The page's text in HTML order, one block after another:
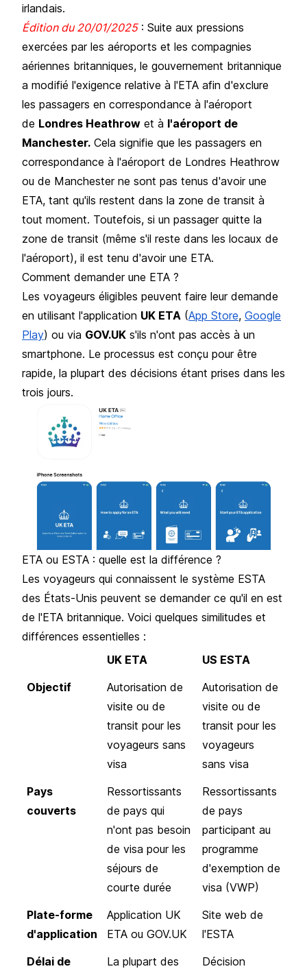
irlandais.
Édition du 20/01/2025: Suite aux pressions
exercées par les aéroports et les compagnies
aériennes britanniques, le gouvernement britannique
a modifié l'exigence relative à l'ETA afin d'exclure
les passagers en correspondance à l'aéroport
de Londres Heathrow et à l'aéroport de
Manchester. Cela signifie que les passagers en
correspondance à l'aéroport de Londres Heathrow
ou de Manchester ne sont pas tenus d'avoir une
ETA, tant qu'ils restent dans la zone de transit à
tout moment. Toutefois, si un passager quitte la
zone de transit (même s'il reste dans les locaux de
l'aéroport), il est tenu d'avoir une ETA.
Comment demander une ETA ?
Les voyageurs éligibles peuvent faire leur demande
en utilisant l'application UK ETA (App Store, Google
Play) ou via GOV.UK s'ils n'ont pas accès à un
smartphone. Le processus est conçu pour être
rapide, la plupart des décisions étant prises dans les
trois jours.
ETA ou ESTA : quelle est la différence ?
Les voyageurs qui connaissent le système ESTA
des États-Unis peuvent se demander ce qu'il en est
de l'ETA britannique. Voici quelques similitudes et
différences essentielles :
UK ETA
US ESTA
Objectif
Autorisation de
visite ou de
transit pour les
voyageurs sans
visa
Autorisation de
visite ou de
transit pour les
voyageurs
sans visa
Pays
couverts
Ressortissants
de pays qui
n'ont pas besoin
de visa pour les
séjours de
courte durée
Ressortissants
de pays
participant au
programme
d'exemption de
visa (VWP)
Plate-forme
d'application
Application UK
ETA ou GOV.UK
Site web de
l'ESTA
Délai de
La plupart des Décision